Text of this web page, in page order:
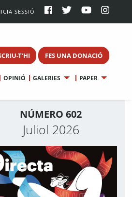
SESSIÓ
T'HI FES UNA DONACIÓ
OPINIÓ GALERIES PAPER
NÚMERO 602
Juliol 2026